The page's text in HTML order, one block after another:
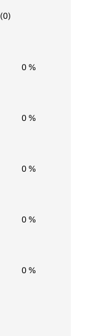
(0)
0 %
0 %
0 %
0 %
0 %